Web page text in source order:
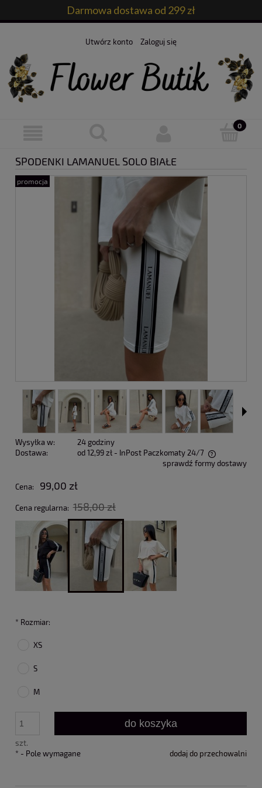
Darmowa dostawa od 299 zł
Utwórz konto Zaloguj się
SPODENKI LAMANUEL SOLO BIAŁE
promocja
Wysyłka w:
24 godziny
Dostawa:
od 12,99 zł - InPost Paczkomaty 24/7
Cena nie zawiera ewentualnych kosztów płatnościsprawdź formy dostawy
Cena: 99,00 zł
Cena regularna: 158,00 zł
* Rozmiar:
XS
S
M
szt.
do koszyka
dodaj do przechowalni
* - Pole wymagane